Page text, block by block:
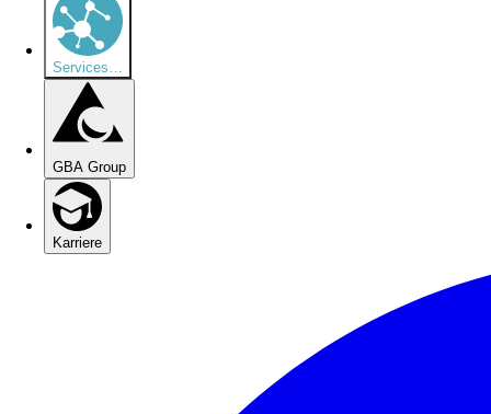
Services…
GBA Group
Karriere